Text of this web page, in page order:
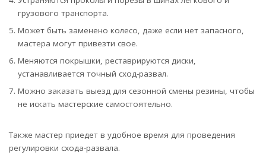
грузового транспорта.
Может быть заменено колесо, даже если нет запасного,
мастера могут привезти свое.
Меняются покрышки, реставрируются диски,
устанавливается точный сход-развал.
Можно заказать выезд для сезонной смены резины, чтобы
не искать мастерские самостоятельно.
Также мастер приедет в удобное время для проведения
регулировки схода-развала.